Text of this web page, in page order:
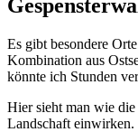
Es gibt besondere
Kombination aus
könnte ich Stunden
Hier sieht man wie
Landschaft einwirken.